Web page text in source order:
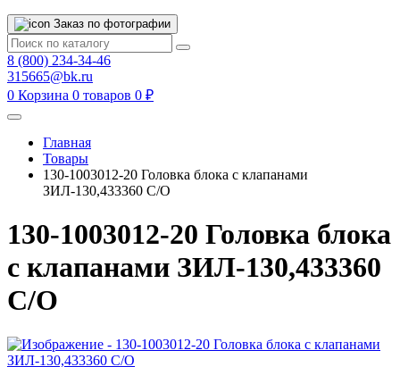
Заказ по фотографии
8 (800) 234-34-46
315665@bk.ru
0 Корзина 0 товаров 0 ₽
Главная
Товары
130-1003012-20 Головка блока с клапанами
ЗИЛ-130,433360 С/О
130-1003012-20 Головка блока
с клапанами ЗИЛ-130,433360
С/О